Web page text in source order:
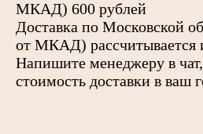
МКАД) 600 рублей
Доставка по Московской
от МКАД) рассчитывается
Напишите менеджеру в
стоимость доставки в ваш